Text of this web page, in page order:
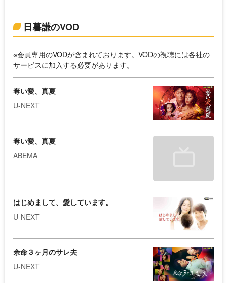
日暮謙のVOD
※会員専用のVODが含まれております。VODの視聴には各社の
サービスに加入する必要があります。
奪い愛、真夏
U-NEXT
奪い愛、真夏
ABEMA
はじめまして、愛しています。
U-NEXT
余命３ヶ月のサレ夫
U-NEXT